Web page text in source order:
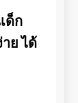
ด็ก
ย ได้